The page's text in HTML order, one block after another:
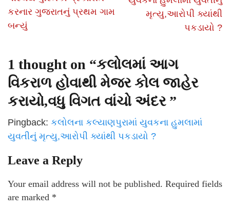
કરનાર ગુજરાતનું પ્રથમ ગામ
બન્યું
મૃત્યુ,આરોપી ક્યાંથી
પકડાયો ?
1 thought on “કલોલમાં આગ
વિકરાળ હોવાથી મેજર કોલ જાહેર
કરાયો,વધુ વિગત વાંચો અંદર ”
Pingback: કલોલના કલ્યાણપુરામાં યુવકના હુમલામાં
યુવતીનું મૃત્યુ,આરોપી ક્યાંથી પકડાયો ?
Leave a Reply
Your email address will not be published. Required fields
are marked *